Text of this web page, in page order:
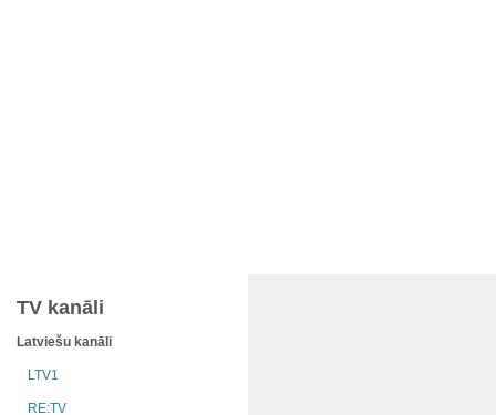
TV kanāli
Latviešu kanāli
LTV1
RE:TV